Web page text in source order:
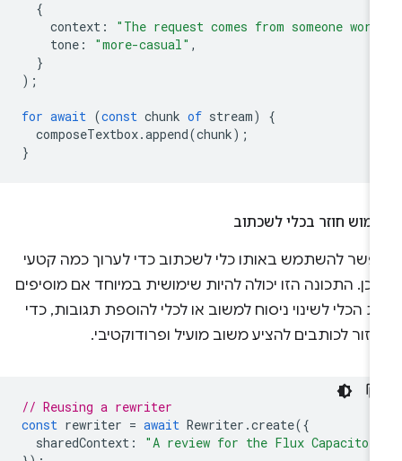
context : "The request comes from someone
tone: "more-casual"
for await (const chunk of stream
composeTextbox.append(chunk
חוזר בכלי לשכתוב
להשתמש באותו כלי לשכתוב כדי לערוך כמה קטעי
התכונה הזו יכולה להיות שימושית במיוחד אם מוסיפים
הכלי לשינוי ניסוח למשוב או לכלי להוספת תגובות, כדי
לכותבים להציע משוב מועיל ופרודוקטיבי.
// Reusing a rewriter
const rewriter = await Rewriter.create
sharedContext: "A review for the Flux Capacitor